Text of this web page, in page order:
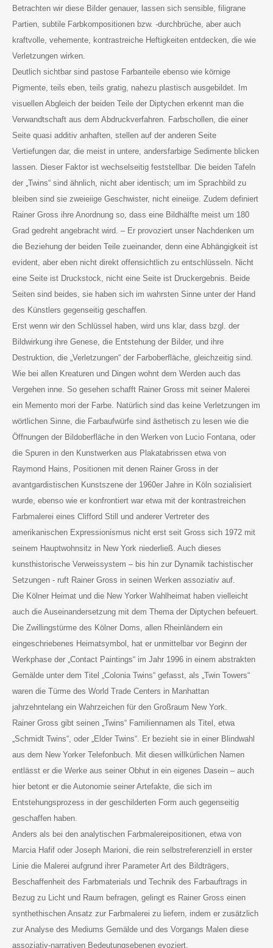
Betrachten wir diese Bilder genauer, lassen sich sensible, filigrane
Partien, subtile Farbkompositionen bzw. -durchbrüche, aber auch
kraftvolle, vehemente, kontrastreiche Heftigkeiten entdecken, die wie
Verletzungen wirken.
Deutlich sichtbar sind pastose Farbanteile ebenso wie körnige
Pigmente, teils eben, teils gratig, nahezu plastisch ausgebildet. Im
visuellen Abgleich der beiden Teile der Diptychen erkennt man die
Verwandtschaft aus dem Abdruckverfahren. Farbschollen, die einer
Seite quasi additiv anhaften, stellen auf der anderen Seite
Vertiefungen dar, die meist in untere, andersfarbige Sedimente blicken
lassen. Dieser Faktor ist wechselseitig feststellbar. Die beiden Tafeln
der „Twins“ sind ähnlich, nicht aber identisch; um im Sprachbild zu
bleiben sind sie zweieiige Geschwister, nicht eineiige. Zudem definiert
Rainer Gross ihre Anordnung so, dass eine Bildhälfte meist um 180
Grad gedreht angebracht wird. – Er provoziert unser Nachdenken um
die Beziehung der beiden Teile zueinander, denn eine Abhängigkeit ist
evident, aber eben nicht direkt offensichtlich zu entschlüsseln. Nicht
eine Seite ist Druckstock, nicht eine Seite ist Druckergebnis. Beide
Seiten sind beides, sie haben sich im wahrsten Sinne unter der Hand
des Künstlers gegenseitig geschaffen.
Erst wenn wir den Schlüssel haben, wird uns klar, dass bzgl. der
Bildwirkung ihre Genese, die Entstehung der Bilder, und ihre
Destruktion, die „Verletzungen“ der Farboberfläche, gleichzeitig sind.
Wie bei allen Kreaturen und Dingen wohnt dem Werden auch das
Vergehen inne. So gesehen schafft Rainer Gross mit seiner Malerei
ein Memento mori der Farbe. Natürlich sind das keine Verletzungen im
wörtlichen Sinne, die Farbaufwürfe sind ästhetisch zu lesen wie die
Öffnungen der Bildoberfläche in den Werken von Lucio Fontana, oder
die Spuren in den Kunstwerken aus Plakatabrissen etwa von
Raymond Hains, Positionen mit denen Rainer Gross in der
avantgardistischen Kunstszene der 1960er Jahre in Köln sozialisiert
wurde, ebenso wie er konfrontiert war etwa mit der kontrastreichen
Farbmalerei eines Clifford Still und anderer Vertreter des
amerikanischen Expressionismus nicht erst seit Gross sich 1972 mit
seinem Hauptwohnsitz in New York niederließ. Auch dieses
kunsthistorische Verweissystem – bis hin zur Dynamik tachistischer
Setzungen - ruft Rainer Gross in seinen Werken assoziativ auf.
Die Kölner Heimat und die New Yorker Wahlheimat haben vielleicht
auch die Auseinandersetzung mit dem Thema der Diptychen befeuert.
Die Zwillingstürme des Kölner Doms, allen Rheinländern ein
eingeschriebenes Heimatsymbol, hat er unmittelbar vor Beginn der
Werkphase der „Contact Paintings“ im Jahr 1996 in einem abstrakten
Gemälde unter dem Titel „Colonia Twins“ gefasst, als „Twin Towers“
waren die Türme des World Trade Centers in Manhattan
jahrzehntelang ein Wahrzeichen für den Großraum New York.
Rainer Gross gibt seinen „Twins“ Familiennamen als Titel, etwa
„Schmidt Twins“, oder „Elder Twins“. Er bezieht sie in einer Blindwahl
aus dem New Yorker Telefonbuch. Mit diesen willkürlichen Namen
entlässt er die Werke aus seiner Obhut in ein eigenes Dasein – auch
hier betont er die Autonomie seiner Artefakte, die sich im
Entstehungsprozess in der geschilderten Form auch gegenseitig
geschaffen haben.
Anders als bei den analytischen Farbmalereipositionen, etwa von
Marcia Hafif oder Joseph Marioni, die rein selbstreferenziell in erster
Linie die Malerei aufgrund ihrer Parameter Art des Bildträgers,
Beschaffenheit des Farbmaterials und Technik des Farbauftrags in
Bezug zu Licht und Raum befragen, gelingt es Rainer Gross einen
synthethischen Ansatz zur Farbmalerei zu liefern, indem er zusätzlich
zur Analyse des Mediums Gemälde und des Vorgangs Malen diese
assoziativ-narrativen Bedeutungsebenen evoziert.